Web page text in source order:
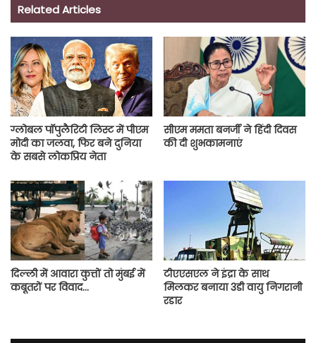
Related Articles
ग्लोबल पॉपुलैरिटी लिस्ट में पीएम
मोदी का जलवा, फिर बने दुनिया
के सबसे लोकप्रिय नेता
सीएम ममता बनर्जी ने हिंदी दिवस
की दी शुभकामनाएं
दिल्ली में आवारा कुत्तों तो मुंबई में
कबूतरों पर विवाद…
टीएएसएल ने इंद्रा के साथ
मिलकर बनाया 3डी वायु निगरानी
रडार